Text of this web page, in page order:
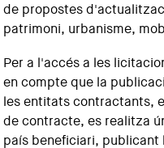
de propostes
patrimoni, urbanisme,
Per a l'accés a les
en compte que la
les entitats contractants,
de contracte, es realitza
país beneficiari, publicant